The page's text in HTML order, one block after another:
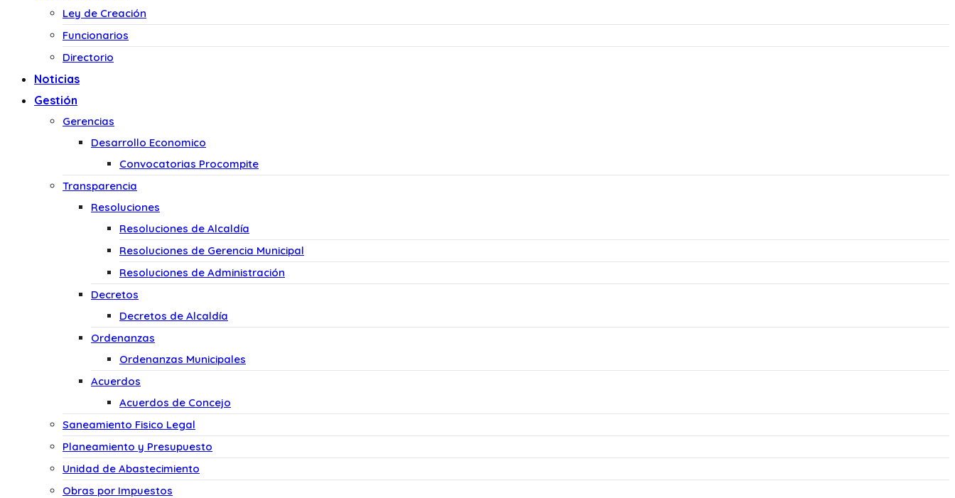
Ley de Creación
Funcionarios
Directorio
Noticias
Gestión
Gerencias
Desarrollo Economico
Convocatorias Procompite
Transparencia
Resoluciones
Resoluciones de Alcaldía
Resoluciones de Gerencia Municipal
Resoluciones de Administración
Decretos
Decretos de Alcaldía
Ordenanzas
Ordenanzas Municipales
Acuerdos
Acuerdos de Concejo
Saneamiento Fisico Legal
Planeamiento y Presupuesto
Unidad de Abastecimiento
Obras por Impuestos